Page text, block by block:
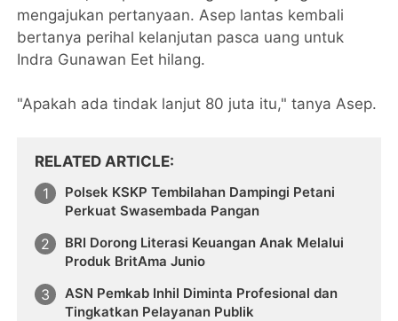
mengajukan pertanyaan. Asep lantas kembali
bertanya perihal kelanjutan pasca uang untuk
Indra Gunawan Eet hilang.
"Apakah ada tindak lanjut 80 juta itu," tanya Asep.
RELATED ARTICLE
Polsek KSKP Tembilahan Dampingi Petani
Perkuat Swasembada Pangan
BRI Dorong Literasi Keuangan Anak Melalui
Produk BritAma Junio
ASN Pemkab Inhil Diminta Profesional dan
Tingkatkan Pelayanan Publik